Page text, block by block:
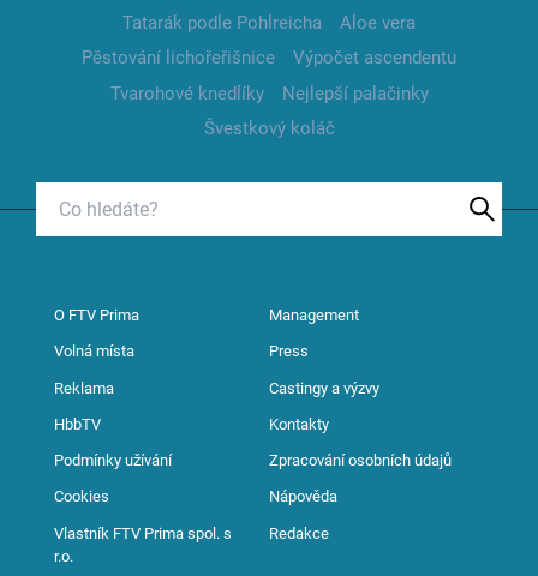
Tatarák podle Pohlreicha
Aloe vera
Pěstování lichořeřišnice
Výpočet ascendentu
Tvarohové knedlíky
Nejlepší palačinky
Švestkový koláč
O FTV Prima Management
Volná místa Press
Reklama Castingy a výzvy
HbbTV Kontakty
Podmínky užívání Zpracování osobních údajů
Cookies Nápověda
Vlastník FTV Prima spol. s
r.o.
Redakce